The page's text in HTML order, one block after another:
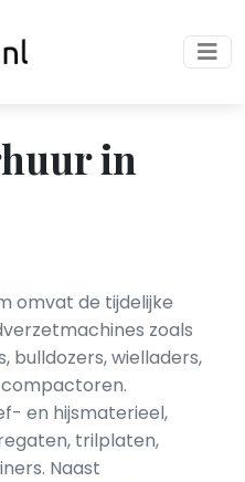
in
omvat de tijdelijke
zoals
bulldozers, wielladers,
en hijsmaterieel,
trilplaten,
Naast